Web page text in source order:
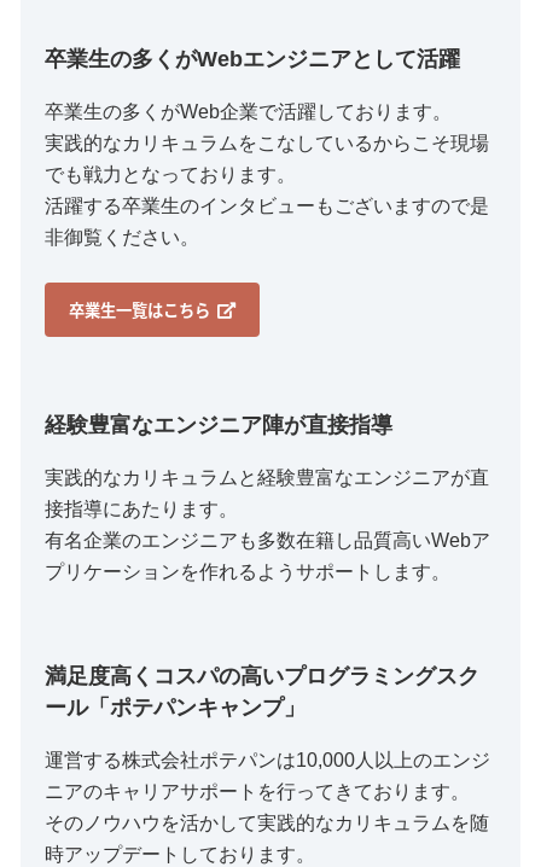
卒業生の多くがWebエンジニアとして活躍
卒業生の多くがWeb企業で活躍しております。
実践的なカリキュラムをこなしているからこそ現場
でも戦力となっております。
活躍する卒業生のインタビューもございますので是
非御覧ください。
卒業生一覧はこちら
経験豊富なエンジニア陣が直接指導
実践的なカリキュラムと経験豊富なエンジニアが直
接指導にあたります。
有名企業のエンジニアも多数在籍し品質高いWebア
プリケーションを作れるようサポートします。
満足度高くコスパの高いプログラミングスク
ール「ポテパンキャンプ」
運営する株式会社ポテパンは10,000人以上のエンジ
ニアのキャリアサポートを行ってきております。
そのノウハウを活かして実践的なカリキュラムを随
時アップデートしております。